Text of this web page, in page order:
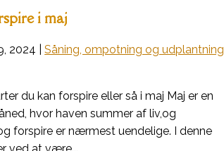
i maj
2024 |Såning, ompotning og udplantning
du kan forspire eller så i maj Maj er en
hvor haven summer af liv,og
forspire er nærmest uendelige. I denne